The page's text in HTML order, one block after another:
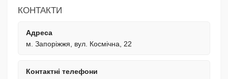
КОНТАКТИ
Адреса
м. Запоріжжя, вул. Космічна, 22
Контактні телефони